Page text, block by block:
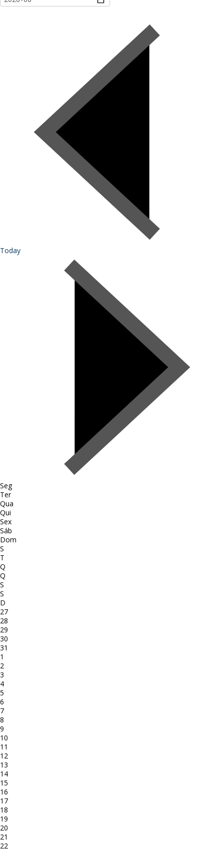
Today
Seg
Ter
Qua
Qui
Sex
Sáb
Dom
S
T
Q
Q
S
S
D
27
28
29
30
31
1
2
3
4
5
6
7
8
9
10
11
12
13
14
15
16
17
18
19
20
21
22